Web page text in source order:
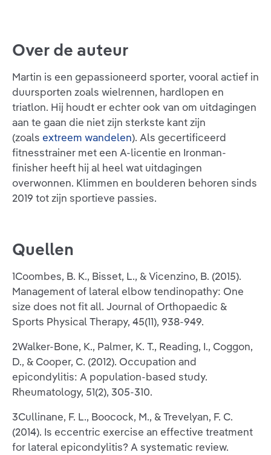
Over de auteur
Martin is een gepassioneerd sporter, vooral actief in
duursporten zoals wielrennen, hardlopen en
triatlon. Hij houdt er echter ook van om uitdagingen
aan te gaan die niet zijn sterkste kant zijn
(zoals extreem wandelen). Als gecertificeerd
fitnesstrainer met een A-licentie en Ironman-
finisher heeft hij al heel wat uitdagingen
overwonnen. Klimmen en boulderen behoren sinds
2019 tot zijn sportieve passies.
Quellen
1Coombes, B. K., Bisset, L., & Vicenzino, B. (2015).
Management of lateral elbow tendinopathy: One
size does not fit all. Journal of Orthopaedic &
Sports Physical Therapy, 45(11), 938-949.
2Walker-Bone, K., Palmer, K. T., Reading, I., Coggon,
D., & Cooper, C. (2012). Occupation and
epicondylitis: A population-based study.
Rheumatology, 51(2), 305-310.
3Cullinane, F. L., Boocock, M., & Trevelyan, F. C.
(2014). Is eccentric exercise an effective treatment
for lateral epicondylitis? A systematic review.